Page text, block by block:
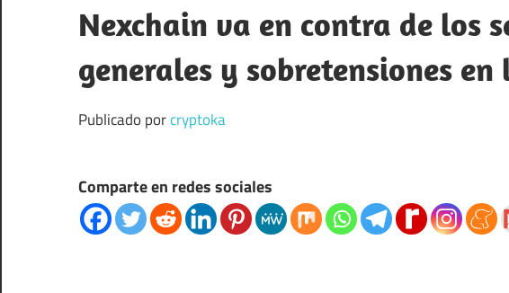
Nexchain va en contra de los
generales y sobretensiones
Publicado porcryptoka
Comparte en redes sociales